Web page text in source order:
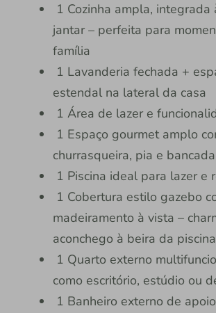
1 Cozinha ampla, integrada
jantar – perfeita para
família
1 Lavanderia fechada +
estendal na lateral da casa
1 Área de lazer e
1 Espaço gourmet amplo
churrasqueira, pia e bancada
1 Piscina ideal para lazer e
1 Cobertura estilo gazebo
madeiramento à vista –
aconchego à beira da piscina
1 Quarto externo
como escritório, estúdio ou
1 Banheiro externo de apoio